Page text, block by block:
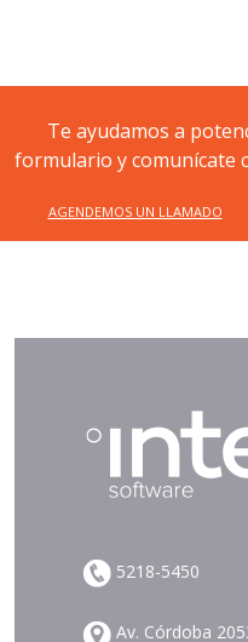
Te ayudamos a
formulario y comunícate
AGENDEMOS UN LLAMADO
5218-5450
Av. Córdoba